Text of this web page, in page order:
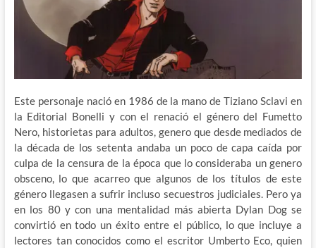
Este personaje nació en 1986 de la mano de Tiziano Sclavi en
la Editorial Bonelli y con el renació el género del Fumetto
Nero, historietas para adultos, genero que desde mediados de
la década de los setenta andaba un poco de capa caída por
culpa de la censura de la época que lo consideraba un genero
obsceno, lo que acarreo que algunos de los títulos de este
género llegasen a sufrir incluso secuestros judiciales. Pero ya
en los 80 y con una mentalidad más abierta Dylan Dog se
convirtió en todo un éxito entre el público, lo que incluye a
lectores tan conocidos como el escritor Umberto Eco, quien